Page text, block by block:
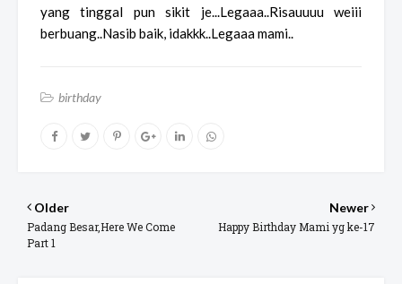
yang tinggal pun sikit je...Legaaa..Risauuuu weiii
berbuang..Nasib baik, idakkk..Legaaa mami..
birthday
Newer
Happy Birthday Mami yg ke-17
Older
Padang Besar,Here We Come
Part 1